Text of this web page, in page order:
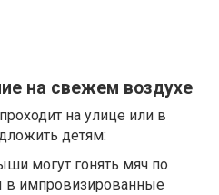
на свежем воздухе
на улице или в
детям:
могут гонять мяч по
в импровизированные